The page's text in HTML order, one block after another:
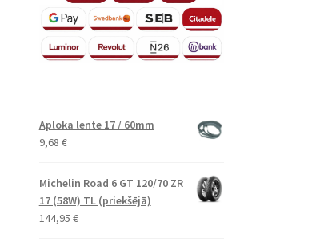
Aploka lente 17 / 60mm
9,68 €
Michelin Road 6 GT 120/70 ZR
17 (58W) TL (priekšējā)
144,95 €